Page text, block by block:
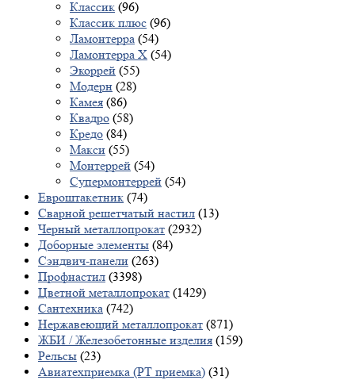
Классик (96)
Классик плюс (96)
Ламонтерра (54)
Ламонтерра X (54)
Экоррей (55)
Модерн (28)
Камея (86)
Квадро (58)
Кредо (84)
Макси (55)
Монтеррей (54)
Супермонтеррей (54)
Евроштакетник (74)
Сварной решетчатый настил (13)
Черный металлопрокат (2932)
Доборные элементы (84)
Сэндвич-панели (263)
Профнастил (3398)
Цветной металлопрокат (1429)
Сантехника (742)
Нержавеющий металлопрокат (871)
ЖБИ / Железобетонные изделия (159)
Рельсы (23)
Авиатехприемка (РТ приемка) (31)